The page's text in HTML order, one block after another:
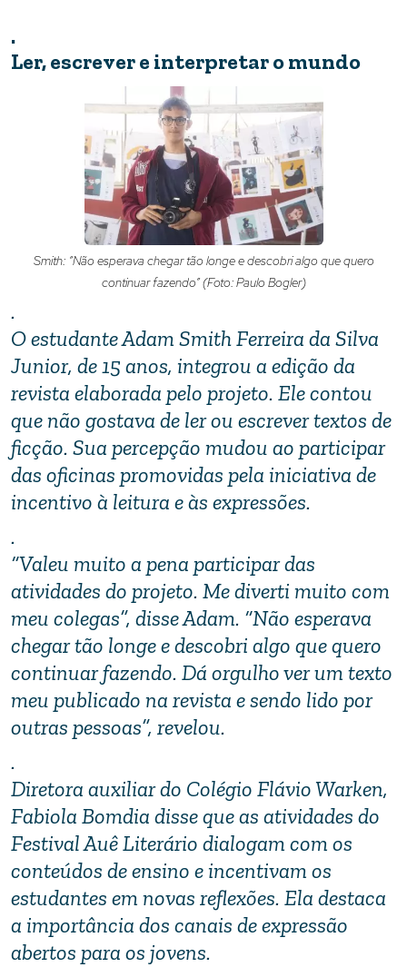
.
Ler, escrever e interpretar o mundo
Smith: “Não esperava chegar tão longe e descobri algo que quero
continuar fazendo” (Foto: Paulo Bogler)
.
O estudante Adam Smith Ferreira da Silva
Junior, de 15 anos, integrou a edição da
revista elaborada pelo projeto. Ele contou
que não gostava de ler ou escrever textos de
ficção. Sua percepção mudou ao participar
das oficinas promovidas pela iniciativa de
incentivo à leitura e às expressões.
.
“Valeu muito a pena participar das
atividades do projeto. Me diverti muito com
meu colegas”, disse Adam. “Não esperava
chegar tão longe e descobri algo que quero
continuar fazendo. Dá orgulho ver um texto
meu publicado na revista e sendo lido por
outras pessoas”, revelou.
.
Diretora auxiliar do Colégio Flávio Warken,
Fabiola Bomdia disse que as atividades do
Festival Auê Literário dialogam com os
conteúdos de ensino e incentivam os
estudantes em novas reflexões. Ela destaca
a importância dos canais de expressão
abertos para os jovens.